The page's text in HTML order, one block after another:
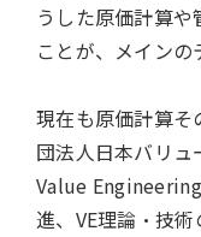
うした原価計算
ことが、メインの
現在も原価計算そ
団法人日本バリ
Value
進、VE理論・技